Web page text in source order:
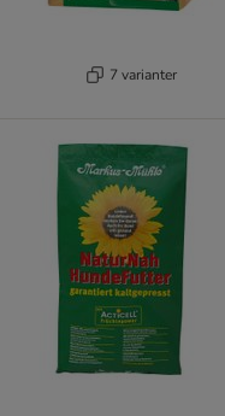
7 varianter